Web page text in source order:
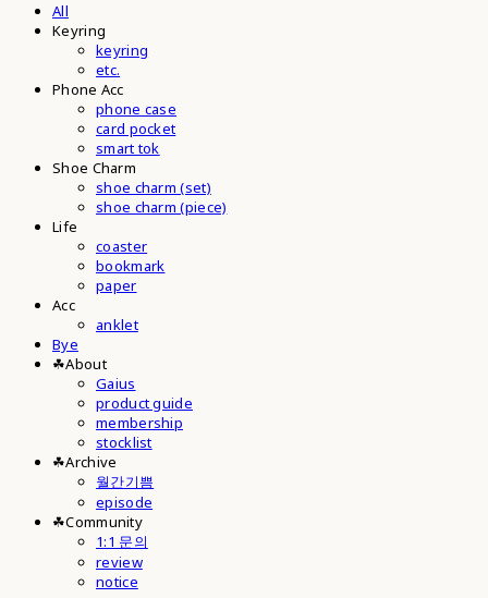
All
Keyring
keyring
etc.
Phone Acc
phone case
card pocket
smart tok
Shoe Charm
shoe charm (set)
shoe charm (piece)
Life
coaster
bookmark
paper
Acc
anklet
Bye
☘︎About
Gaius
product guide
membership
stocklist
☘︎Archive
월간기쁨
episode
☘︎Community
1:1 문의
review
notice